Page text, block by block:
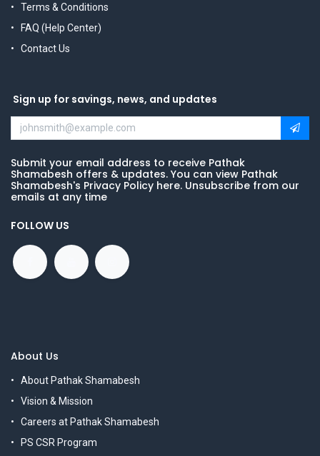
Terms & Conditions
FAQ (Help Center)
Contact Us
Sign up for savings, news, and updates
Submit your email address to receive Pathak
Shamabesh offers & updates. You can view Pathak
Shamabesh's Privacy Policy here. Unsubscribe from our
emails at any time
FOLLOW US
About Us
About Pathak Shamabesh
Vision & Mission
Careers at Pathak Shamabesh
PS CSR Program